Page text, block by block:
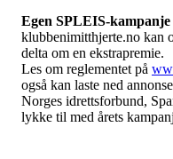
Egen SPLEIS-kampanje
klubbenimitthjerte.no kan
delta om en ekstrapremie.
Les om reglementet på
også kan laste ned
Norges idrettsforbund,
lykke til med årets